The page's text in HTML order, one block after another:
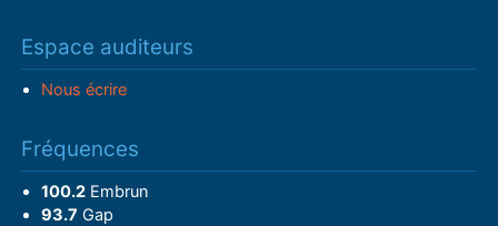
Espace auditeurs
Nous écrire
Fréquences
100.2Embrun
93.7 Gap